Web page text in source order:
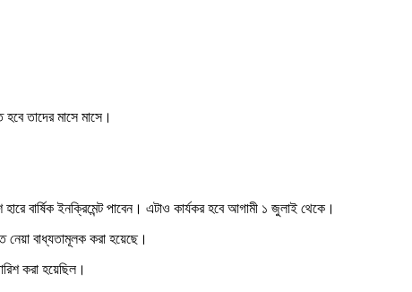
তাদের মাসে মাসে।
বার্ষিক ইনক্রিমেন্ট পাবেন। এটাও কার্যকর হবে আগামী ১ জুলাই থেকে।
নেয়া বাধ্যতামূলক করা হয়েছে।
করা হয়েছিল।